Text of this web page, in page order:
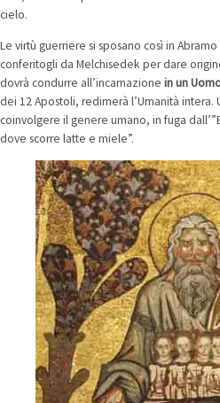
cielo.
Le virtù guerriere si sposano così in
conferitogli da Melchisedek per dare
dovrà condurre all’incarnazione in un
dei 12 Apostoli, redimerà l’Umanità intera.
coinvolgere il genere umano, in fuga
dove scorre latte e miele”.